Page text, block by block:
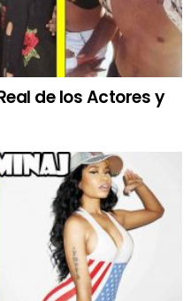
de los Actores y